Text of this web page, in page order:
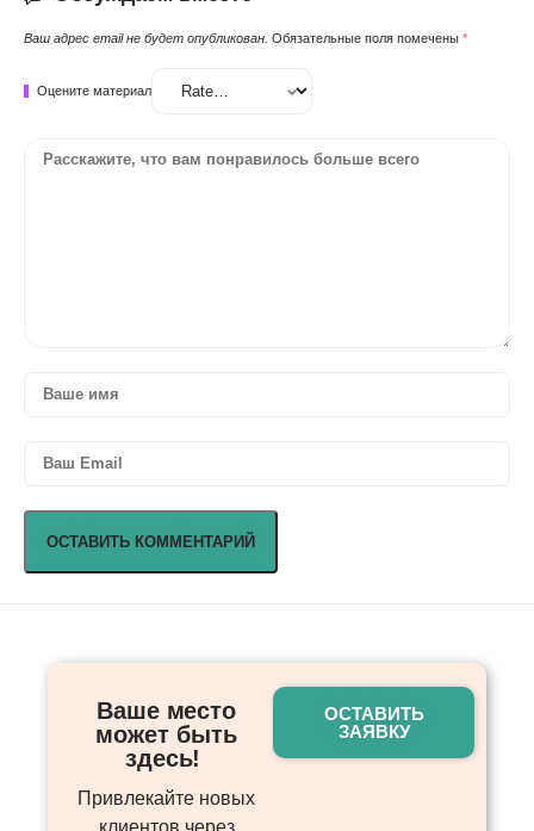
Ваш адрес email не будет опубликован. Обязательные поля помечены *
Оцените материал
Ваше место
может быть
здесь! ​
Привлекайте новых
клиентов через
ОСТАВИТЬ
ЗАЯВКУ